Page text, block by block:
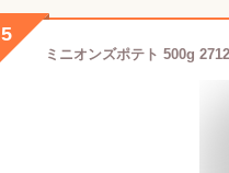
5
ミニオンズポテト 500g